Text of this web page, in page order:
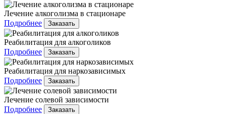
Лечение алкоголизма в стационаре
Подробнее
Заказать
Реабилитация для алкоголиков
Подробнее
Заказать
Реабилитация для наркозависимых
Подробнее
Заказать
Лечение солевой зависимости
Подробнее
Заказать